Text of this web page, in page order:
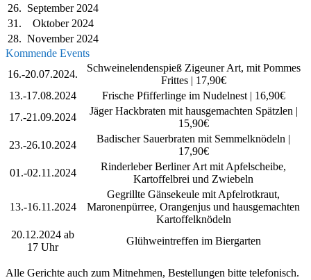
26. September 2024
31.
Oktober 2024
28. November 2024
Kommende Events
16.-20.07.2024.
Schweinelendenspieß Zigeuner Art, mit Pommes
Frittes | 17,90€
13.-17.08.2024
Frische Pfifferlinge im Nudelnest | 16,90€
17.-21.09.2024
Jäger Hackbraten mit hausgemachten Spätzlen |
15,90€
23.-26.10.2024
Badischer Sauerbraten mit Semmelknödeln |
17,90€
01.-02.11.2024
Rinderleber Berliner Art mit Apfelscheibe,
Kartoffelbrei und Zwiebeln
13.-16.11.2024
Gegrillte Gänsekeule mit Apfelrotkraut,
Maronenpürree, Orangenjus und hausgemachten
Kartoffelknödeln
20.12.2024 ab
17 Uhr
Glühweintreffen im Biergarten
Alle Gerichte auch zum Mitnehmen, Bestellungen bitte telefonisch.